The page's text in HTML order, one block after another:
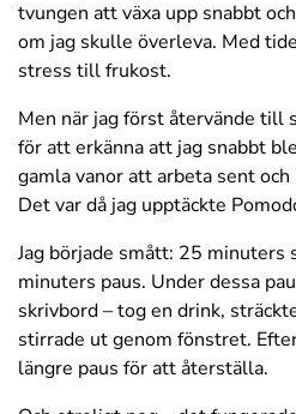
tvungen att växa upp snabbt
om jag skulle överleva. Med
stress till frukost.
Men när jag först återvände till
för att erkänna att jag snabbt
gamla vanor att arbeta sent
Det var då jag upptäckte
Jag började smått: 25 minuters
minuters paus. Under dessa
skrivbord – tog en drink,
stirrade ut genom fönstret.
längre paus för att återställa.